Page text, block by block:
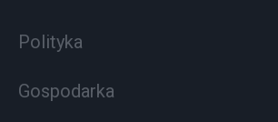
Polityka
Gospodarka